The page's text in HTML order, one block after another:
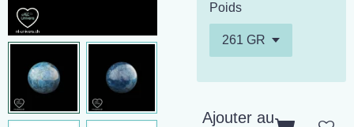
Poids
Ajouter au